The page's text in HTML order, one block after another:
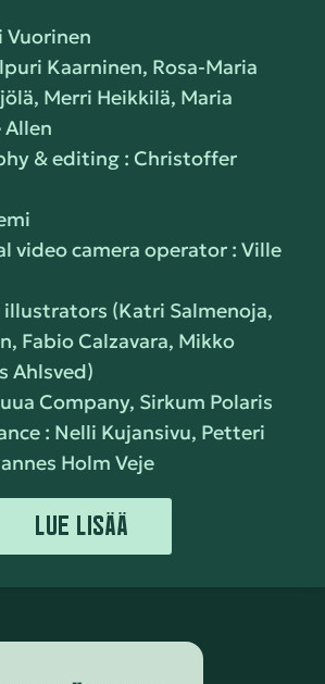
Vuorinen
Kaarninen, Rosa-Maria
Merri Heikkilä, Maria
Allen
& editing : Christoffer
video camera operator : Ville
illustrators (Katri Salmenoja,
Fabio Calzavara, Mikko
Ahlsved)
Company, Sirkum Polaris
: Nelli Kujansivu, Petteri
Holm Veje
LUE LISÄÄ